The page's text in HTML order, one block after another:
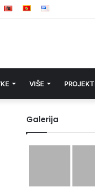
VIŠE
Galerija